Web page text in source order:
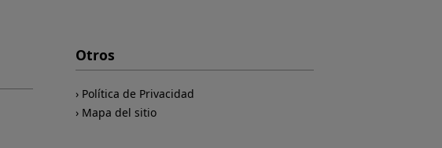
Otros
Política de Privacidad
Mapa del sitio